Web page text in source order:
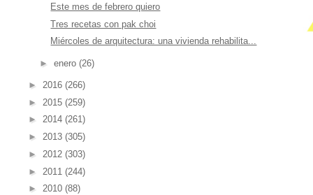
Este mes de febrero quiero
Tres recetas con pak choi
Miércoles de arquitectura: una vivienda rehabilita...
► enero (26)
► 2016 (266)
► 2015 (259)
► 2014 (261)
► 2013 (305)
► 2012 (303)
► 2011 (244)
► 2010 (88)